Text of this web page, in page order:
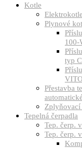
Kotle
Elektrokotle
Plynové
100-
typ
Přestavba
Zplyňovací
Tepelná čerpadla
Tep. čerp.
Tep. čerp.